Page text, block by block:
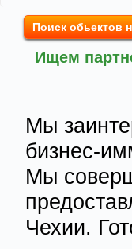
Поиск обьектов
Ищем
Мы
бизнес-
Мы
Чехии.